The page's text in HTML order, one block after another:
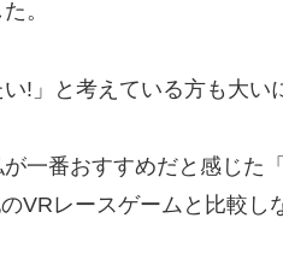
。
!」と考えている方も大い
一番おすすめだと感じた
VRレースゲームと比較し